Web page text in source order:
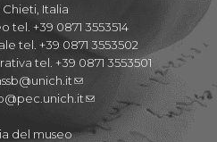
Chieti, Italia
tel. +39 0871 3553514
tel. +39 0871 3553502
tel. +39 0871 3553501
del museo